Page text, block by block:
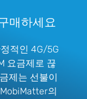
매하세요
적인 4G/5G
요금제로 끊
제는 선불이
의